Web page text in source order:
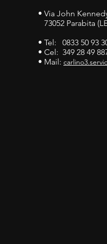
• Via John
73052 Parabita
• Tel: 0833 50 93
• Cel: 349 28 49
• Mail: